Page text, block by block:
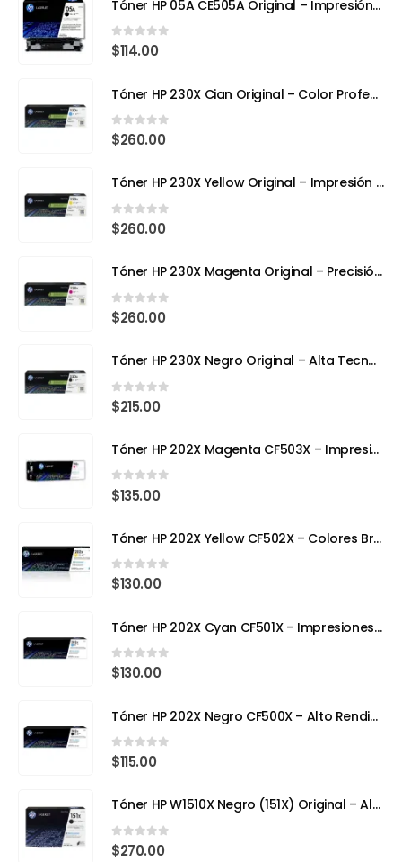
Tóner HP 05A CE505A Original – Impresión Profesional para tu HP LaserJet
0out of 5
$114.00
Tóner HP 230X Cian Original – Color Profesional y Máximo Rendimiento con Tecnología TerraJet
0out of 5
$260.00
Tóner HP 230X Yellow Original – Impresión Láser a Todo Color con Eficiencia y Precisión
0out of 5
$260.00
Tóner HP 230X Magenta Original – Precisión, Color y Tecnología Avanzada
0out of 5
$260.00
Tóner HP 230X Negro Original – Alta Tecnología, Máximo Rendimiento
0 out of 5
$215.00
Tóner HP 202X Magenta CF503X – Impresión con Color y Precisión Profesional
0out of 5
$135.00
Tóner HP 202X Yellow CF502X – Colores Brillantes, Calidad Profesional
0out of 5
$130.00
Tóner HP 202X Cyan CF501X – Impresiones Vivas y de Alta Precisión
0out of 5
$130.00
Tóner HP 202X Negro CF500X – Alto Rendimiento para Impresoras Láser a Color
0out of 5
$115.00
Tóner HP W1510X Negro (151X) Original – Alto Rendimiento para HP LaserJet Pro
0out of 5
$270.00